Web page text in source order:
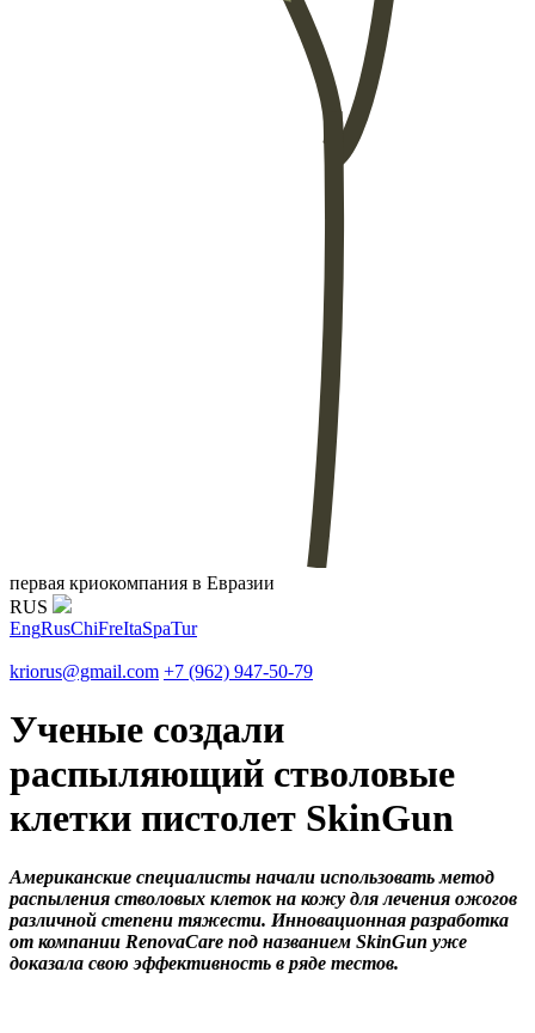
первая криокомпания в Евразии
RUS
EngRusChiFreItaSpaTur
kriorus@gmail.com +7 (962) 947-50-79
Ученые создали
распыляющий стволовые
клетки пистолет SkinGun
Американские специалисты начали использовать метод
распыления стволовых клеток на кожу для лечения ожогов
различной степени тяжести. Инновационная разработка
от компании RenovaCare под названием SkinGun уже
доказала свою эффективность в ряде тестов.